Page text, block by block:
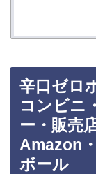
辛口ゼロ
コンビニ
ー・販売
Amazon
ボール